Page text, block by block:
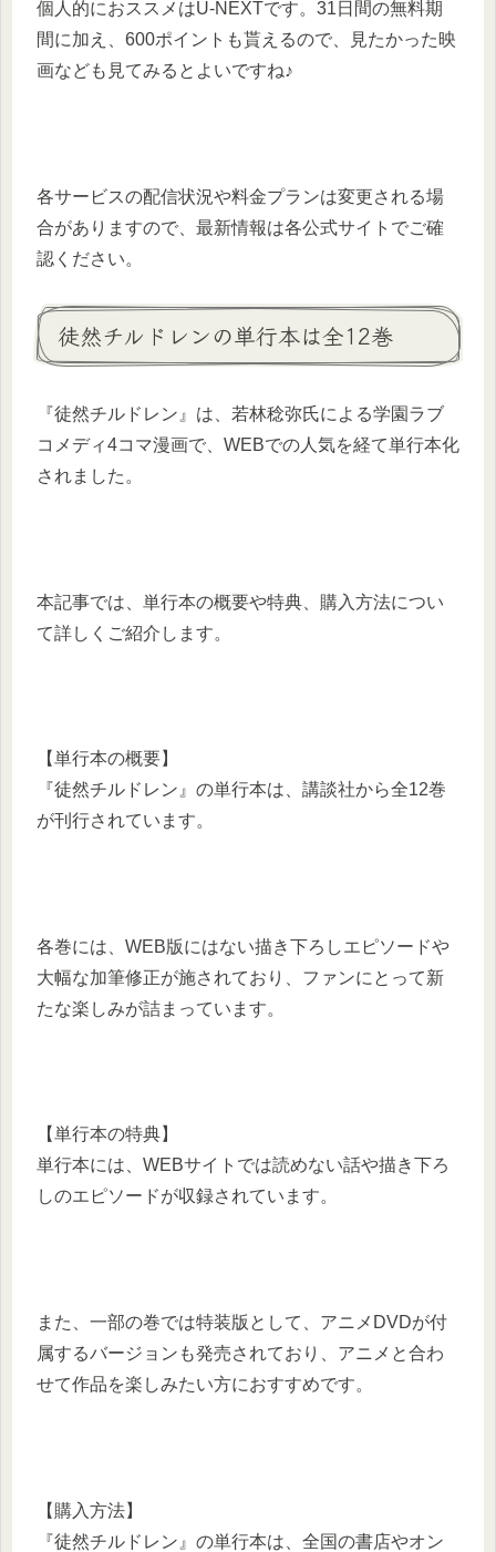
個人的におススメはU-NEXTです。31日間の無料期
間に加え、600ポイントも貰えるので、見たかった映
画なども見てみるとよいですね♪
各サービスの配信状況や料金プランは変更される場
合がありますので、最新情報は各公式サイトでご確
認ください。
徒然チルドレンの単行本は全12巻
『徒然チルドレン』は、若林稔弥氏による学園ラブ
コメディ4コマ漫画で、WEBでの人気を経て単行本化
されました。
本記事では、単行本の概要や特典、購入方法につい
て詳しくご紹介します。
【単行本の概要】
『徒然チルドレン』の単行本は、講談社から全12巻
が刊行されています。
各巻には、WEB版にはない描き下ろしエピソードや
大幅な加筆修正が施されており、ファンにとって新
たな楽しみが詰まっています。
【単行本の特典】
単行本には、WEBサイトでは読めない話や描き下ろ
しのエピソードが収録されています。
また、一部の巻では特装版として、アニメDVDが付
属するバージョンも発売されており、アニメと合わ
せて作品を楽しみたい方におすすめです。
【購入方法】
『徒然チルドレン』の単行本は、全国の書店やオン